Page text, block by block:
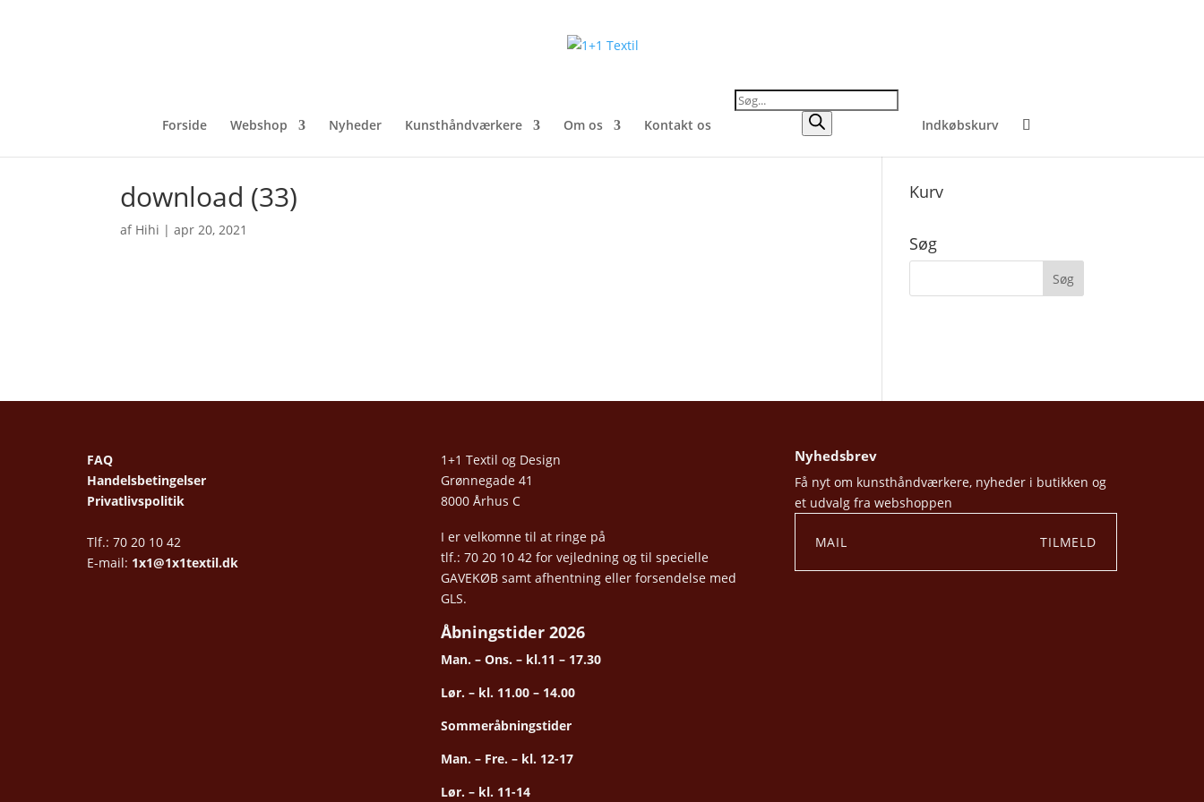
Forside Webshop Nyheder Kunsthåndværkere Om os Kontakt os
Products
search
Indkøbskurv
download (33)
af Hihi |apr 20, 2021
Kurv
Søg
FAQ
Handelsbetingelser
Privatlivspolitik
Tlf.: 70 20 10 42
E-mail: 1x1@1x1textil.dk
1+1 Textil og Design
Grønnegade 41
8000 Århus C
I er velkomne til at ringe på
tlf.: 70 20 10 42 for vejledning og til specielle
GAVEKØB samt afhentning eller forsendelse med
GLS.
Åbningstider 2026
Man. – Ons. – kl.11 – 17.30
Lør. – kl. 11.00 – 14.00
Sommeråbningstider
Man. – Fre. – kl. 12-17
Lør. – kl. 11-14
Nyhedsbrev
Få nyt om kunsthåndværkere, nyheder i butikken og
et udvalg fra webshoppen
TILMELD